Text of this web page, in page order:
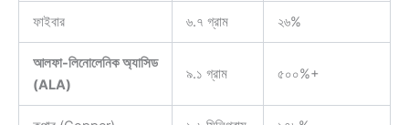
ফাইবার ৬.৭ গ্রাম ২৬%
আলফা-লিনোলেনিক অ্যাসিড
(ALA)
৯.১ গ্রাম ৫০০%+